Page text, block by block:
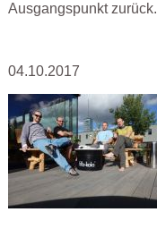
Ausgangspunkt zurück.
04.10.2017